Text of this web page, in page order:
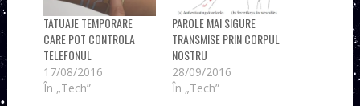
TATUAJE TEMPORARE
CARE POT CONTROLA
TELEFONUL
17/08/2016
În „Tech”
PAROLE MAI SIGURE
TRANSMISE PRIN CORPUL
NOSTRU
28/09/2016
În „Tech”